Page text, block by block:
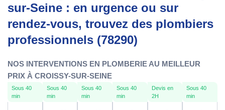
sur-Seine : en urgence ou sur
rendez-vous, trouvez des plombiers
professionnels (78290)
NOS INTERVENTIONS EN PLOMBERIE AU MEILLEUR
PRIX À CROISSY-SUR-SEINE
Sous 40
min
Sous 40
min
Sous 40
min
Sous 40
min
Devis en
2H
Sous 40
min